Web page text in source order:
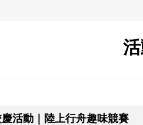
活動｜陸上行舟趣味競賽